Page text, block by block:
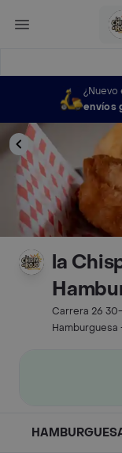
¿Nuevo
envíos
la
Carrera 26
Hamburguesa